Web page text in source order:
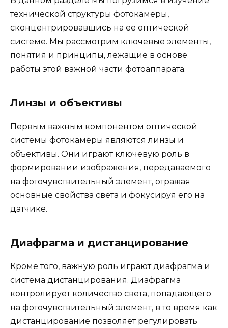
технической структуры фотокамеры,
сконцентрировавшись на ее оптической
системе. Мы рассмотрим ключевые элементы,
понятия и принципы, лежащие в основе
работы этой важной части фотоаппарата.
Линзы и объективы
Первым важным компонентом оптической
системы фотокамеры являются линзы и
объективы. Они играют ключевую роль в
формировании изображения, передаваемого
на фоточувствительный элемент, отражая
основные свойства света и фокусируя его на
датчике.
Диафрагма и дистанцирование
Кроме того, важную роль играют диафрагма и
система дистанцирования. Диафрагма
контролирует количество света, попадающего
на фоточувствительный элемент, в то время как
дистанцирование позволяет регулировать